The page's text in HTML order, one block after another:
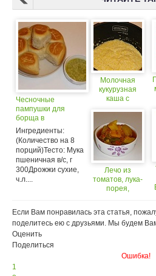
Чесночные
пампушки для
борща в
мультиварке-
скороварке
Oursson
MP5015PSD
Ингредиенты:
(Количество на 8
порций)Тесто: Мука
пшеничная в/с, г
300Дрожжи сухие,
ч.л....
Молочная
кукурузная
каша с
в мультиварке-
скороварке
Oursson
MP5015PSD
Лечо из
томатов, лука-
порея,
в мультиварке-
скороварке
Если Вам понравилась эта статья,
поделитесь ею с друзьями. Мы будем
Оценить
Поделиться
Ошибка!
1